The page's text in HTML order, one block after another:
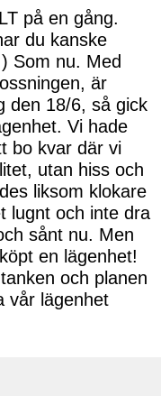
på en gång.
du kanske
Som nu. Med
är
den 18/6, så gick
Vi hade
bo kvar där vi
utan hiss och
liksom klokare
lugnt och inte dra
sånt nu. Men
en lägenhet!
och planen
vår lägenhet